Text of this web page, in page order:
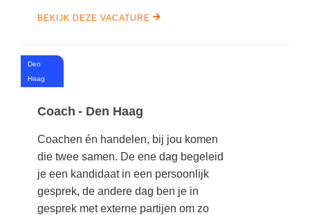
BEKIJK DEZE VACATURE
Den
Haag
Coach - Den Haag
Coachen én handelen, bij jou komen
die twee samen. De ene dag begeleid
je een kandidaat in een persoonlijk
gesprek, de andere dag ben je in
gesprek met externe partijen om zo